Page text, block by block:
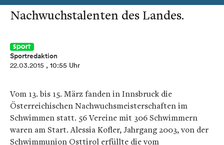
Play Unmute
Nachwuchstalenten des Landes.
Sport
Sportredaktion
22.03.2015 , 10:55 Uhr
Vom 13. bis 15. März fanden in Innsbruck die
Österreichischen Nachwuchsmeisterschaften im
Schwimmen statt. 56 Vereine mit 306 Schwimmern
waren am Start. Alessia Kofler, Jahrgang 2003, von der
Schwimmunion Osttirol erfüllte die vom